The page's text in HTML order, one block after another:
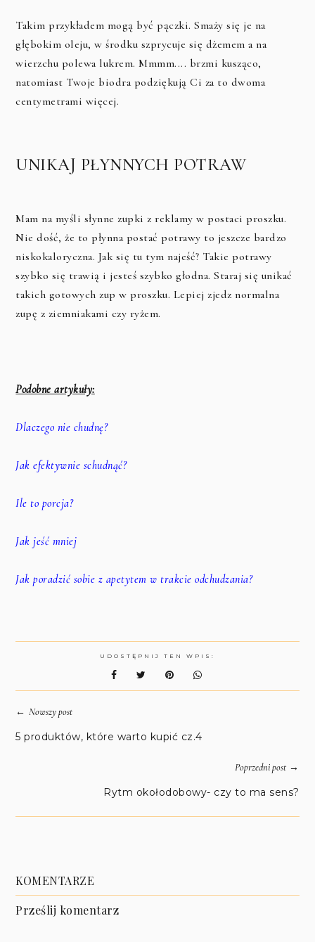
Takim przykładem mogą być pączki. Smaży się je na
głębokim oleju, w środku szprycuje się dżemem a na
wierzchu polewa lukrem. Mmmm.... brzmi kusząco,
natomiast Twoje biodra podziękują Ci za to dwoma
centymetrami więcej.
UNIKAJ PŁYNNYCH POTRAW
Mam na myśli słynne zupki z reklamy w postaci proszku.
Nie dość, że to płynna postać potrawy to jeszcze bardzo
niskokaloryczna. Jak się tu tym najeść? Takie potrawy
szybko się trawią i jesteś szybko głodna. Staraj się unikać
takich gotowych zup w proszku. Lepiej zjedz normalna
zupę z ziemniakami czy ryżem.
Podobne artykuły:
Dlaczego nie chudnę?
Jak efektywnie schudnąć?
Ile to porcja?
Jak jeść mniej
Jak poradzić sobie z apetytem w trakcie odchudzania?
UDOSTĘPNIJ TEN WPIS:
←Nowszy post
5 produktów, które warto kupić cz.4
Poprzedni post→
Rytm okołodobowy- czy to ma sens?
KOMENTARZE
Prześlij komentarz